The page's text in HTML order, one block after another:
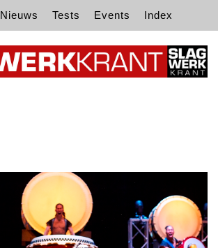
Nieuws Tests Events Index